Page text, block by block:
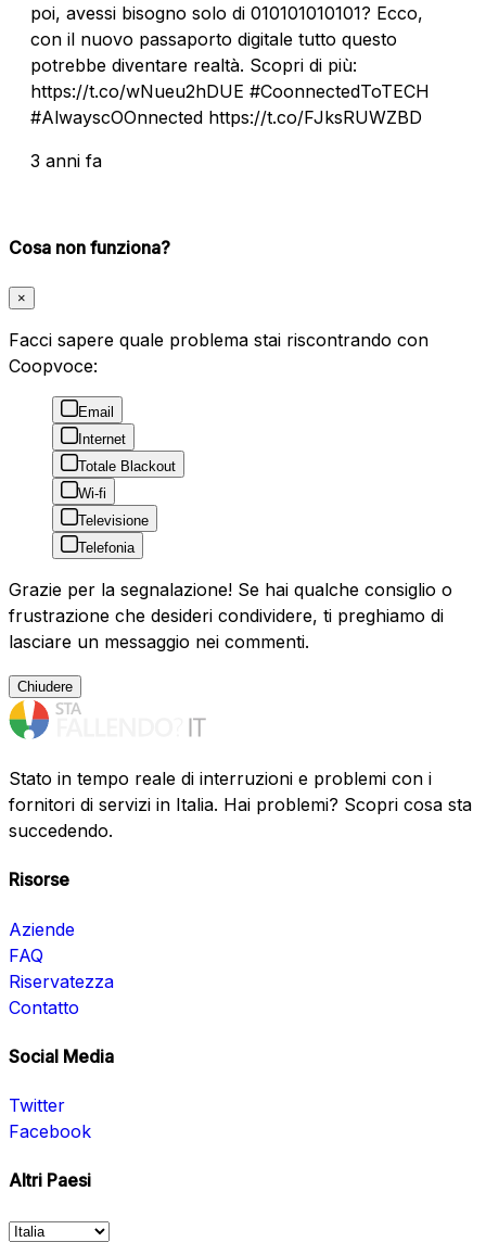
poi, avessi bisogno solo di 010101010101? Ecco,
con il nuovo passaporto digitale tutto questo
potrebbe diventare realtà. Scopri di più:
https://t.co/wNueu2hDUE #CoonnectedToTECH
#AlwayscOOnnected https://t.co/FJksRUWZBD
3 anni fa
Cosa non funziona?
×
Facci sapere quale problema stai riscontrando con
Coopvoce:
Email
Internet
Totale Blackout
Wi-fi
Televisione
Telefonia
Grazie per la segnalazione! Se hai qualche consiglio o
frustrazione che desideri condividere, ti preghiamo di
lasciare un messaggio nei commenti.
Chiudere
Stato in tempo reale di interruzioni e problemi con i
fornitori di servizi in Italia. Hai problemi? Scopri cosa sta
succedendo.
Risorse
Aziende
FAQ
Riservatezza
Contatto
Social Media
Twitter
Facebook
Altri Paesi